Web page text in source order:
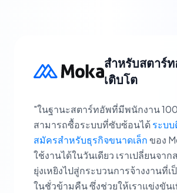
สำหรับสตาร์
เติบโต
"ในฐานะสตาร์ทอัพที่มีพนักงาน
สามารถซื้อระบบที่ซับซ้อนได้ระบ
สมัครสำหรับธุรกิจขนาดเล็กของ
ใช้งานได้ในวันเดียว เราเปลี่ยนจาก
ยุ่งเหยิงไปสู่กระบวนการจ้างงานที่
ในชั่วข้ามคืน ซึ่งช่วยให้เราแข่งขัน